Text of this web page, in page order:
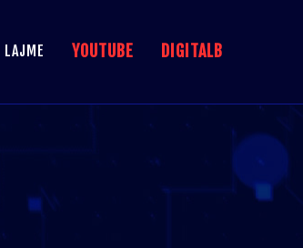
LAJME YOUTUBE DIGITALB